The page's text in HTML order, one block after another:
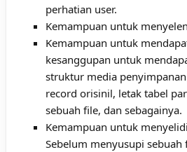
perhatian user.
Kemampuan untuk
Kemampuan untuk
kesanggupan untuk
struktur media
record orisinil, letak tabel
sebuah file, dan sebagainya.
Kemampuan untuk
Sebelum menyusupi